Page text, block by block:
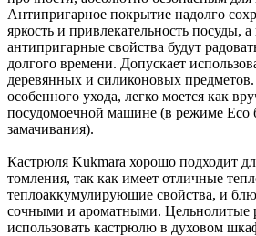
Антипригарное покрытие надолго
яркость и привлекательность посуды,
антипригарные свойства будут
долгого времени. Допускает
деревянных и силиконовых
особенного ухода, легко моется как
посудомоечной машине (в режиме Eco
замачивания).
Кастрюля Kukmara хорошо подходит
томления, так как имеет отличные
теплоаккумулирующие свойства, и
сочными и ароматными. Цельнолитые
использовать кастрюлю в духовом